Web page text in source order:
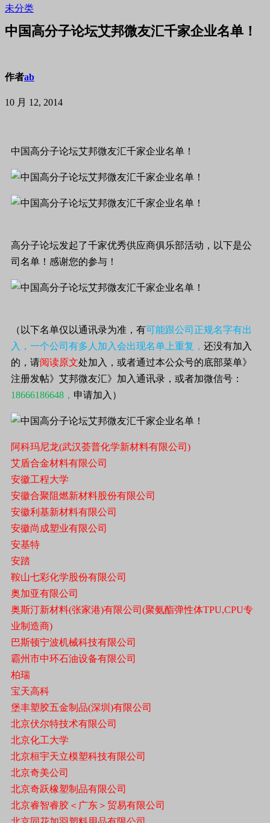
未分类
中国高分子论坛艾邦微友汇千家企业名单！
作者ab
10 月 12, 2014
中国高分子论坛艾邦微友汇千家企业名单！
高分子论坛发起了千家优秀供应商俱乐部活动，以下是公
司名单！感谢您的参与！
（以下名单仅以通讯录为准，有可能跟公司正规名字有出
入，一个公司有多人加入会出现名单上重复， 还没有加入
的，请阅读原文处加入，或者通过本公众号的底部菜单》
注册发帖》艾邦微友汇》加入通讯录，或者加微信号：
18666186648， 申请加入）
阿科玛尼龙(武汉荟普化学新材料有限公司)
艾盾合金材料有限公司
安徽工程大学
安徽合聚阻燃新材料股份有限公司
安徽利基新材料有限公司
安徽尚成塑业有限公司
安基特
安踏
鞍山七彩化学股份有限公司
奥加亚有限公司
奥斯汀新材料(张家港)有限公司(聚氨酯弹性体TPU,CPU专
业制造商)
巴斯顿宁波机械科技有限公司
霸州市中环石油设备有限公司
柏瑞
宝天高科
堡丰塑胶五金制品(深圳)有限公司
北京伏尔特技术有限公司
北京化工大学
北京桓宇天立模塑科技有限公司
北京奇美公司
北京奇跃橡塑制品有限公司
北京睿智睿胶＜广东＞贸易有限公司